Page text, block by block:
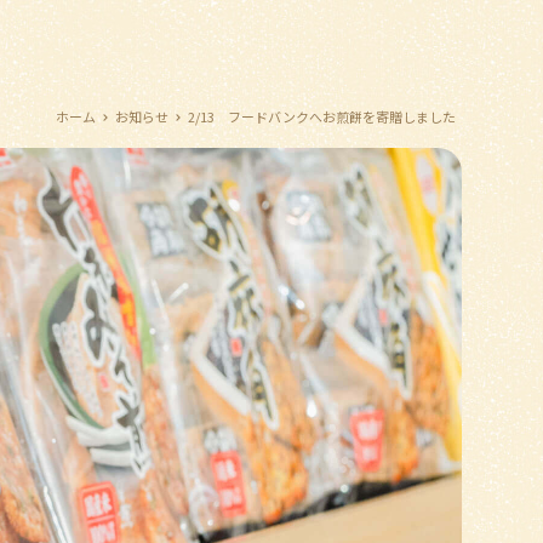
ホーム お知らせ 2/13 フードバンクへお煎餅を寄贈しました